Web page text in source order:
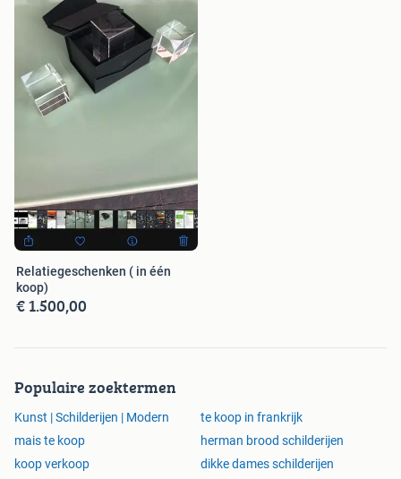
Relatiegeschenken ( in één
koop)
€ 1.500,00
Populaire zoektermen
Kunst | Schilderijen | Modern
te koop in frankrijk
mais te koop
herman brood schilderijen
koop verkoop
dikke dames schilderijen